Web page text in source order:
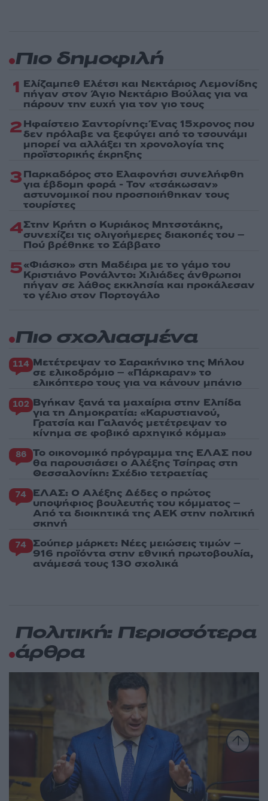
Πιο δημοφιλή
1 Ελίζαμπεθ Ελέτσι και Νεκτάριος Λεμονίδης
πήγαν στον Άγιο Νεκτάριο Βούλας για να
πάρουν την ευχή για τον γιο τους
2Ηφαίστειο Σαντορίνης: Ένας 15χρονος που
δεν πρόλαβε να ξεφύγει από το τσουνάμι
μπορεί να αλλάξει τη χρονολογία της
προϊστορικής έκρηξης
3Παρκαδόρος στο Ελαφονήσι συνελήφθη
για έβδομη φορά - Τον «τσάκωσαν»
αστυνομικοί που προσποιήθηκαν τους
τουρίστες
4Στην Κρήτη ο Κυριάκος Μητσοτάκης,
συνεχίζει τις ολιγοήμερες διακοπές του –
Πού βρέθηκε το Σάββατο
5«Φιάσκο» στη Μαδέιρα με το γάμο του
Κριστιάνο Ρονάλντο: Χιλιάδες άνθρωποι
πήγαν σε λάθος εκκλησία και προκάλεσαν
το γέλιο στον Πορτογάλο
Πιο σχολιασμένα
114 Μετέτρεψαν το Σαρακήνικο της Μήλου
σε ελικοδρόμιο – «Πάρκαραν» το
ελικόπτερο τους για να κάνουν μπάνιο
102 Βγήκαν ξανά τα μαχαίρια στην Ελπίδα
για τη Δημοκρατία: «Καρυστιανού,
Γρατσία και Γαλανός μετέτρεψαν το
κίνημα σε φοβικό αρχηγικό κόμμα»
86 Το οικονομικό πρόγραμμα της ΕΛΑΣ που
θα παρουσιάσει ο Αλέξης Τσίπρας στη
Θεσσαλονίκη: Σχέδιο τετραετίας
74 ΕΛΑΣ: Ο Αλέξης Δέδες ο πρώτος
υποψήφιος βουλευτής του κόμματος –
Από τα διοικητικά της ΑΕΚ στην πολιτική
σκηνή
74 Σούπερ μάρκετ: Νέες μειώσεις τιμών –
916 προϊόντα στην εθνική πρωτοβουλία,
ανάμεσά τους 130 σχολικά
Πολιτική: Περισσότερα
άρθρα